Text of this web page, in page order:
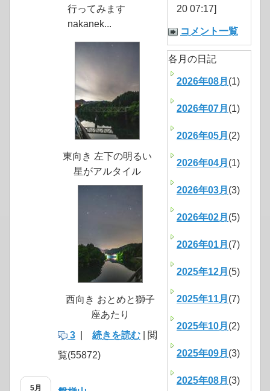
行ってみます
nakanek...
東向き 左下の明るい
星がアルタイル
西向き おとめと獅子
座あたり
3
続きを読む | 閲
覧(55872)
5月
20 07:17]
コメント一覧
各月の日記
2026年08月 (1)
2026年07月 (1)
2026年05月 (2)
2026年04月 (1)
2026年03月 (3)
2026年02月 (5)
2026年01月 (7)
2025年12月 (5)
2025年11月 (7)
2025年10月 (2)
2025年09月 (3)
2025年08月 (3)